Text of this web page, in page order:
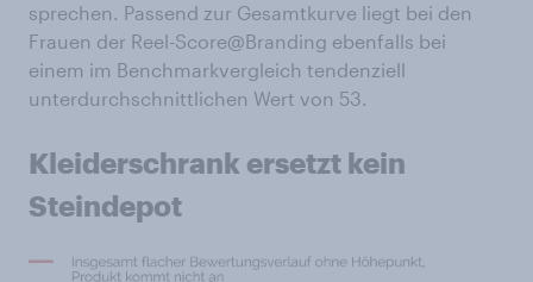
sprechen. Passend zur Gesamtkurve liegt bei den
Frauen der Reel-Score@Branding ebenfalls bei
einem im Benchmarkvergleich tendenziell
unterdurchschnittlichen Wert von 53.
Kleiderschrank ersetzt kein
Steindepot